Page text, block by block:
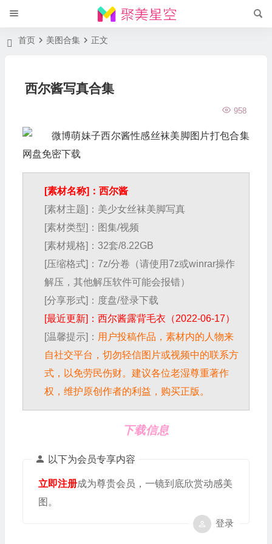
首页 美图合集 正文
西尔酱写真合集
958
[素材名称]：西尔酱
[素材主题]：美少女丝袜美脚写真
[素材类型]：图集/视频
[素材规格]：32套/8.22GB
[压缩格式]：7z/分卷（请使用7z或winrar操作
解压，其他解压软件可能会报错）
[分享形式]：度盘/登录下载
[最近更新]：西尔酱露背毛衣（2022-06-17）
[温馨提示]： 用户投稿作品，素材内的人物来
自社交平台，切勿轻信图片或视频中的联系方
式，以免劳民伤财。建议各位老湿尊重著作
权，维护原创作者的利益，购买正版。
下载信息
以下为会员专享内容
立即注册成为尊贵会员，一镜到底欣赏动感美
图。
登录